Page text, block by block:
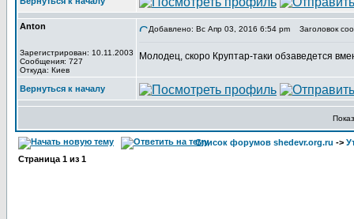
Anton
Зарегистрирован: 10.11.2003
Сообщения: 727
Откуда: Киев
Добавлено: Вс Апр 03, 2016 6:54 pm Заголовок
Молодец, скоро Круптар-таки обзаведется
Вернуться к началу
Список форумов shedevr.org.ru ->
Страница 1 из 1